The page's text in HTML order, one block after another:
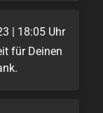
| 18:05 Uhr
für Deinen